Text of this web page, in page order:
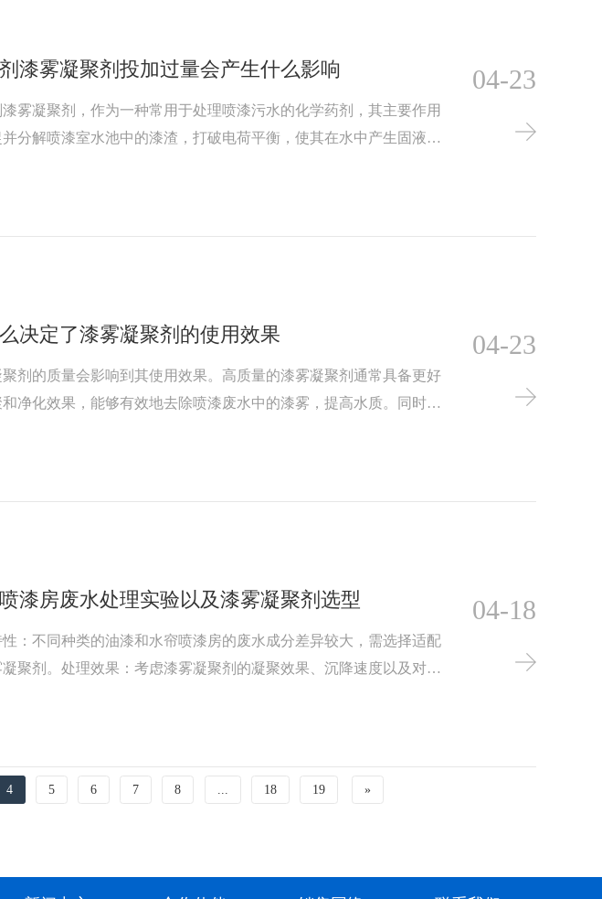
漆雾凝聚剂投加过量会产生什么影响
漆雾凝聚剂，作为一种常用于处理喷漆污水的化学药剂，其主要作用
并分解喷漆室水池中的漆渣，打破电荷平衡，使其在水中产生固液分
04-23
决定了漆雾凝聚剂的使用效果
剂的质量会影响到其使用效果。高质量的漆雾凝聚剂通常具备更好
和净化效果，能够有效地去除喷漆废水中的漆雾，提高水质。同时，
04-23
漆房废水处理实验以及漆雾凝聚剂选型
性：不同种类的油漆和水帘喷漆房的废水成分差异较大，需选择适配
凝聚剂。处理效果：考虑漆雾凝聚剂的凝聚效果、沉降速度以及对水
04-18
4 5 6 7 8 ... 18 19 »